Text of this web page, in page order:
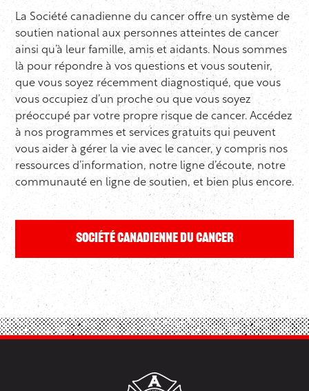
La Société canadienne du cancer offre un système de
soutien national aux personnes atteintes de cancer
ainsi qu’à leur famille, amis et aidants. Nous sommes
là pour répondre à vos questions et vous soutenir,
que vous soyez récemment diagnostiqué, que vous
vous occupiez d’un proche ou que vous soyez
préoccupé par votre propre risque de cancer. Accédez
à nos programmes et services gratuits qui peuvent
vous aider à gérer la vie avec le cancer, y compris nos
ressources d’information, notre ligne d’écoute, notre
communauté en ligne de soutien, et bien plus encore.
Société canadienne du cancer